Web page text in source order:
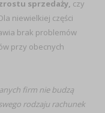
sprzedaży, czy
niewielkiej części
brak problemów
przy obecnych
firm nie budzą
rodzaju rachunek